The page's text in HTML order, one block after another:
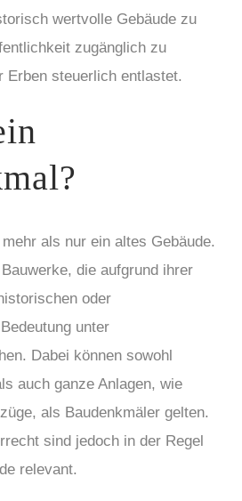
wertvolle Gebäude zu
zugänglich zu
Erben steuerlich entlastet.
als nur ein altes Gebäude.
die aufgrund ihrer
oder
unter
Dabei können sowohl
auch ganze Anlagen, wie
als Baudenkmäler gelten.
sind jedoch in der Regel
relevant.